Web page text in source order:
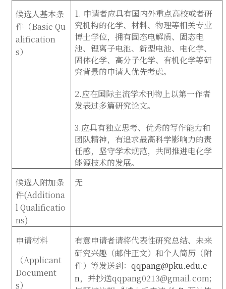
候选人基本条
件（Basic Qu
alification
s）
1. 申请者应具有国内外重点高校或者研
究机构的化学、材料、物理等相关专业
博士学位，拥有固态电解质、固态电
池、锂离子电池、新型电池、电化学、
固体化学、高分子化学、有机化学等研
究背景的申请人优先考虑。
2.应在国际主流学术刊物上以第一作者
发表过多篇研究论文。
3.应具有独立思考、优秀的写作能力和
团队精神，有追求最高科学影响力的责
任感，坚守学术规范，共同推进电化学
能源技术的发展。
候选人附加条
件(Additiona
l Qualificatio
ns)
无
申请材料
（Applicant
Document
s）
有意申请者请将代表性研究总结、未来
研究兴趣（邮件正文）和个人简历（附
件）等发送到： qqpang@pku.edu.c
n，并抄送qqpang0213@gmail.com;